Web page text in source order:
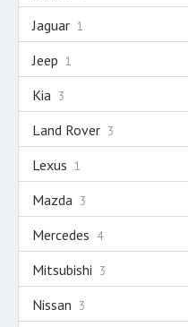
Jaguar 1
Jeep 1
Kia 3
Land Rover 3
Lexus 1
Mazda 3
Mercedes 4
Mitsubishi 3
Nissan 3